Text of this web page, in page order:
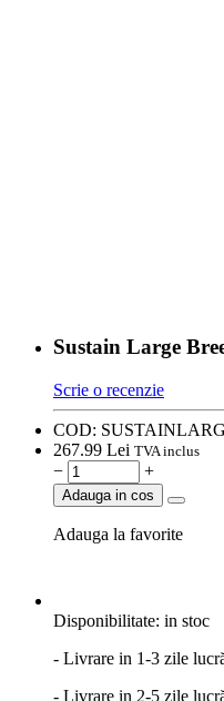
Sustain Large
Scrie o recenzie
COD:
267.99 Lei TVA inclus
− +
Adauga in cos
Adauga la favorite
Disponibilitate: in stoc
- Livrare in 1-3 zile
- Livrare in 2-5 zile